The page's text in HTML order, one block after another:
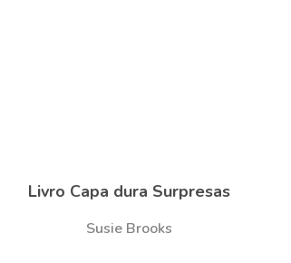
Livro Capa dura Surpresas
Susie Brooks